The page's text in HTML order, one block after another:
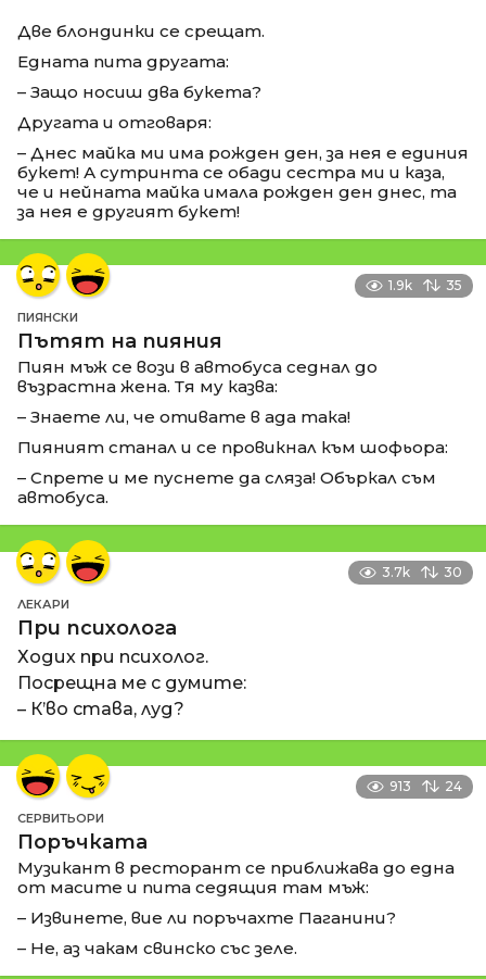
Две блондинки се срещат.
Едната пита другата:
– Защо носиш два букета?
Другата и отговаря:
– Днес майка ми има рожден ден, за нея е единия
букет! А сутринта се обади сестра ми и каза,
че и нейната майка имала рожден ден днес, та
за нея е другият букет!
1.9k 35
ПИЯНСКИ
Пътят на пияния
Пиян мъж се вози в автобуса седнал до
възрастна жена. Тя му казва:
– Знаете ли, че отивате в ада така!
Пияният станал и се провикнал към шофьора:
– Спрете и ме пуснете да сляза! Объркал съм
автобуса.
3.7k 30
ЛЕКАРИ
При психолога
Ходих при психолог.
Посрещна ме с думите:
– К’во става, луд?
913 24
СЕРВИТЬОРИ
Поръчката
Музикант в ресторант се приближава до една
от масите и пита седящия там мъж:
– Извинете, вие ли поръчахте Паганини?
– Не, аз чакам свинско със зеле.